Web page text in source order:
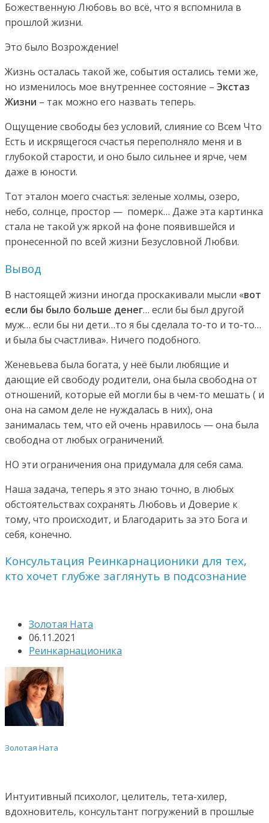
Божественную Любовь во всё, что я вспомнила в
прошлой жизни.
Это было Возрождение!
Жизнь осталась такой же, события остались теми же,
но изменилось мое внутреннее состояние – Экстаз
Жизни – так можно его назвать теперь.
Ощущение свободы без условий, слияние со Всем Что
Есть и искрящегося счастья переполняло меня и в
глубокой старости, и оно было сильнее и ярче, чем
даже в юности.
Тот эталон моего счастья: зеленые холмы, озеро,
небо, солнце, простор — померк… Даже эта картинка
стала не такой уж яркой на фоне появившейся и
пронесенной по всей жизни Безусловной Любви.
Вывод
В настоящей жизни иногда проскакивали мысли «вот
если бы было больше денег… если бы был другой
муж… если бы ни дети…то я бы сделала то-то и то-то…
и была бы счастлива». Ничего подобного.
Женевьева была богата, у неё были любящие и
дающие ей свободу родители, она была свободна от
отношений, которые ей могли бы в чем-то мешать ( и
она на самом деле не нуждалась в них), она
занималась тем, что ей очень нравилось — она была
свободна от любых ограничений.
НО эти ограничения она придумала для себя сама.
Наша задача, теперь я это знаю точно, в любых
обстоятельствах сохранять Любовь и Доверие к
тому, что происходит, и Благодарить за это Бога и
себя, конечно.
Консультация Реинкарнационики для тех,
кто хочет глубже заглянуть в подсознание
Золотая Ната
06.11.2021
Реинкарнационика
Золотая Ната
Интуитивный психолог, целитель, тета-хилер,
вдохновитель, консультант погружений в прошлые